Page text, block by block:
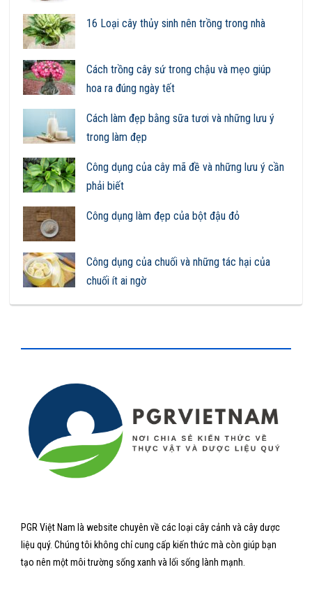
16 Loại cây thủy sinh nên trồng trong nhà
Cách trồng cây sứ trong chậu và mẹo giúp
hoa ra đúng ngày tết
Cách làm đẹp bằng sữa tươi và những lưu ý
trong làm đẹp
Công dụng của cây mã đề và những lưu ý cần
phải biết
Công dụng làm đẹp của bột đậu đỏ
Công dụng của chuối và những tác hại của
chuối ít ai ngờ
PGR Việt Nam là website chuyên về các loại cây cảnh và cây dược
liệu quý. Chúng tôi không chỉ cung cấp kiến thức mà còn giúp bạn
tạo nên một môi trường sống xanh và lối sống lành mạnh.